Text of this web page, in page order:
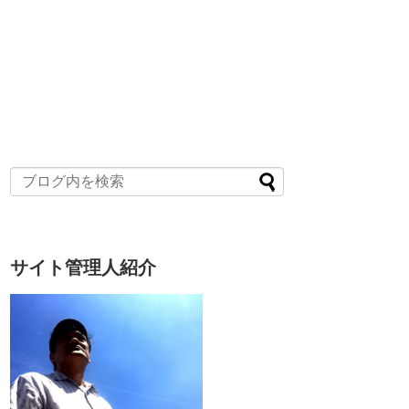
サイト管理人紹介